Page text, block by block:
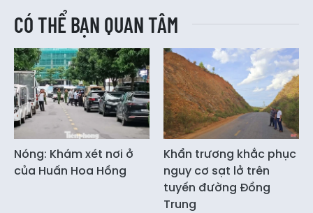
CÓ THỂ BẠN QUAN TÂM
Nóng: Khám xét nơi ở
của Huấn Hoa Hồng
Khẩn trương khắc phục
nguy cơ sạt lở trên
tuyến đường Đồng
Trung